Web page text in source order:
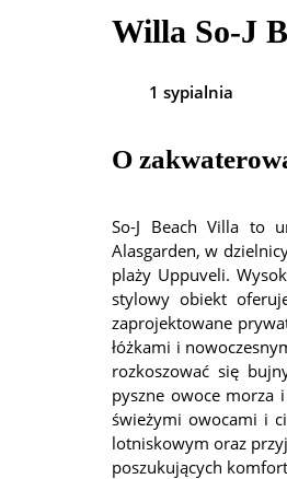
Willa So-J
1 sypialnia
O
So-J Beach Villa to
Alasgarden, w
plaży Uppuveli.
stylowy obiekt
zaprojektowane
łóżkami i
rozkoszować się
pyszne owoce morza
świeżymi owocami i
lotniskowym oraz
poszukujących